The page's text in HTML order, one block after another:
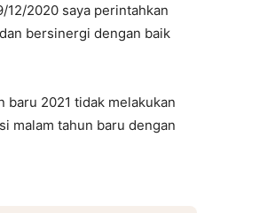
12/2020 saya perintahkan
bersinergi dengan baik
baru 2021 tidak melakukan
malam tahun baru dengan